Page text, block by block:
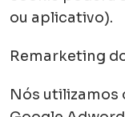
ou aplicativo).
Remarketing
Nós utilizamos